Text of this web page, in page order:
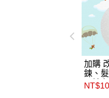
加購
鍊、
＊請
品及
NT$10